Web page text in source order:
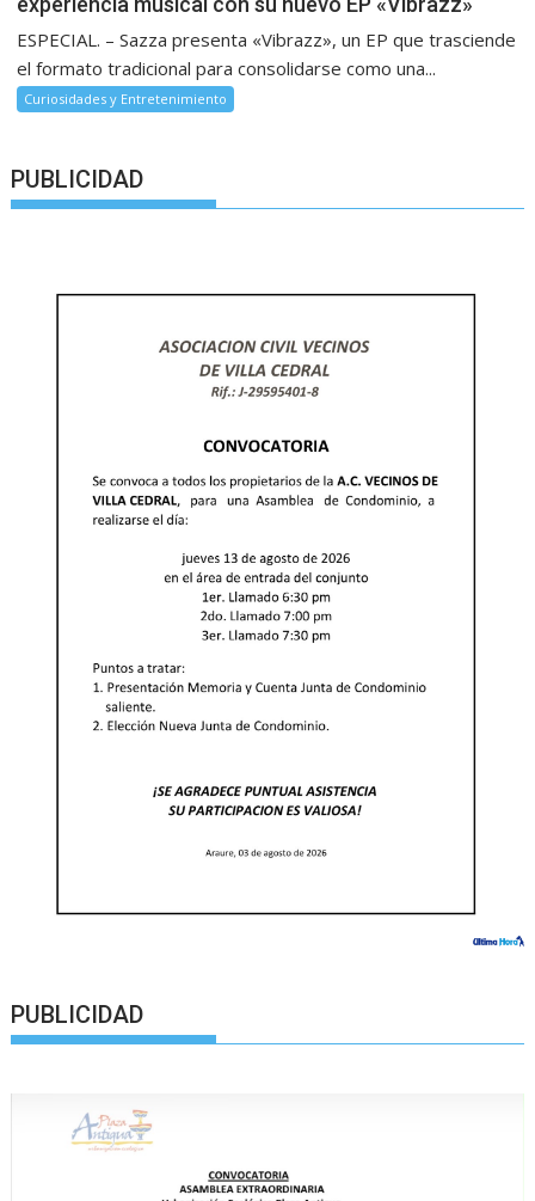
ESPECIAL. – Sazza presenta «Vibrazz», un EP que trasciende
el formato tradicional para consolidarse como una...
Curiosidades y Entretenimiento
PUBLICIDAD
PUBLICIDAD